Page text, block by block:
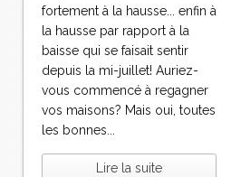
fortement à la hausse... enfin à
la hausse par rapport à la
baisse qui se faisait sentir
depuis la mi-juillet! Auriez-
vous commencé à regagner
vos maisons? Mais oui, toutes
les bonnes...
Lire la suite